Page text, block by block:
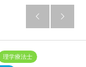
 
理学療法士